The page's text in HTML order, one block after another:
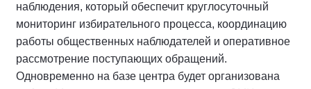
наблюдения, который обеспечит круглосуточный
мониторинг избирательного процесса, координацию
работы общественных наблюдателей и оперативное
рассмотрение поступающих обращений.
Одновременно на базе центра будет организована